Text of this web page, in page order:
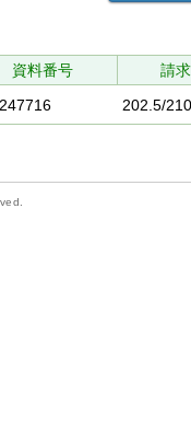
資料番号
請
202.5/